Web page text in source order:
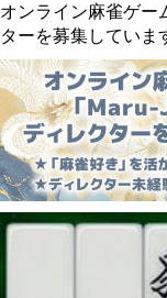
オンライン麻雀ゲー
ターを募集していま